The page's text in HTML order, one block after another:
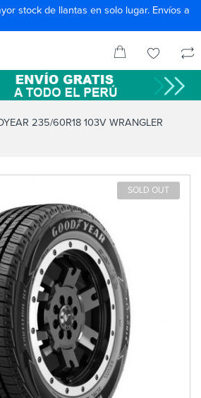
stock de llantas en solo lugar. Envíos a
235/60R18 103V WRANGLER
SOLD OUT